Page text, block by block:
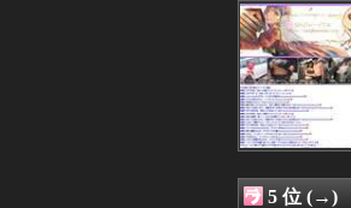
08/08 11:26
08/08 11:25
08/08 11:20
08/08 11:20
08/08 11:15
08/08 11:15
08/08 11:13
08/08 11:10
5 位 (→)